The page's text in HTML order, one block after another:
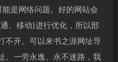
是网络问题。好的网站会
、移动)进行优化，所以部
不开。可以来书之涯网址导
。一劳永逸、永不迷路，我